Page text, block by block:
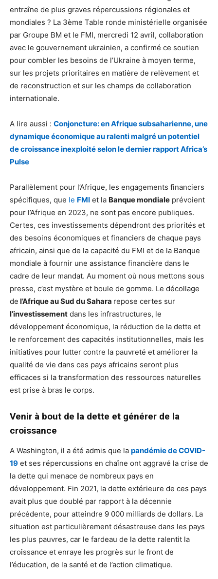
entraîne de plus graves répercussions régionales et
mondiales ? La 3ème Table ronde ministérielle organisée
par Groupe BM et le FMI, mercredi 12 avril, collaboration
avec le gouvernement ukrainien, a confirmé ce soutien
pour combler les besoins de l’Ukraine à moyen terme,
sur les projets prioritaires en matière de relèvement et
de reconstruction et sur les champs de collaboration
internationale.
A lire aussi : Conjoncture: en Afrique subsaharienne, une
dynamique économique au ralenti malgré un potentiel
de croissance inexploité selon le dernier rapport Africa’s
Pulse
Parallèlement pour l’Afrique, les engagements financiers
spécifiques, que le FMI et la Banque mondiale prévoient
pour l’Afrique en 2023, ne sont pas encore publiques.
Certes, ces investissements dépendront des priorités et
des besoins économiques et financiers de chaque pays
africain, ainsi que de la capacité du FMI et de la Banque
mondiale à fournir une assistance financière dans le
cadre de leur mandat. Au moment où nous mettons sous
presse, c’est mystère et boule de gomme. Le décollage
de l’Afrique au Sud du Sahara repose certes sur
l’investissement dans les infrastructures, le
développement économique, la réduction de la dette et
le renforcement des capacités institutionnelles, mais les
initiatives pour lutter contre la pauvreté et améliorer la
qualité de vie dans ces pays africains seront plus
efficaces si la transformation des ressources naturelles
est prise à bras le corps.
Venir à bout de la dette et générer de la
croissance
A Washington, il a été admis que la pandémie de COVID-
19 et ses répercussions en chaîne ont aggravé la crise de
la dette qui menace de nombreux pays en
développement. Fin 2021, la dette extérieure de ces pays
avait plus que doublé par rapport à la décennie
précédente, pour atteindre 9 000 milliards de dollars. La
situation est particulièrement désastreuse dans les pays
les plus pauvres, car le fardeau de la dette ralentit la
croissance et enraye les progrès sur le front de
l’éducation, de la santé et de l’action climatique.